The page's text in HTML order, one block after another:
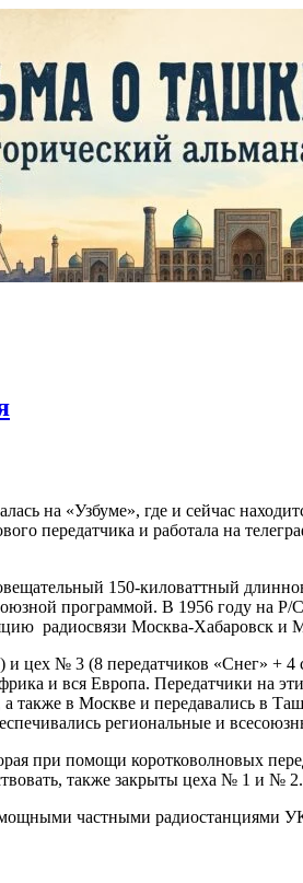
на «Узбуме», где и сейчас
передатчика и работала на
150-киловаттный
программой. В 1956 году на
радиосвязи Москва-Хабаровск
цех № 3 (8 передатчиков «Снег» +
и вся Европа. Передатчики на
также в Москве и передавались в
региональные и
при помощи коротковолновых
также закрыты цеха № 1 и № 2.
частными радиостанциями